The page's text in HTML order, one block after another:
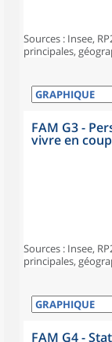
Sources : Insee,
principales,
FAM G3 -
vivre en
Sources : Insee,
principales,
FAM G4 -